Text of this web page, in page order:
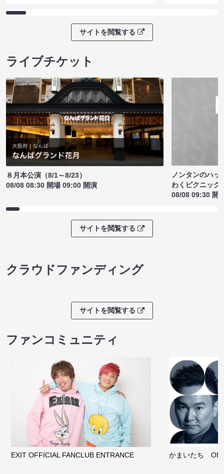
サイトを閲覧する
ライブチケット
８月本公演（8/1～8/23）
08/08 08:30 開場 09:00 開演
ノンタンのハッ
わくピクニック
08/08 09:30 開
サイトを閲覧する
クラウドファンディング
サイトを閲覧する
ファンコミュニティ
EXIT OFFICIAL FANCLUB ENTRANCE かまいたち